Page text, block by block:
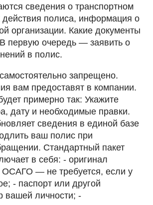
сведения о транспортном
действия полиса, информация о
организации. Какие документы
первую очередь — заявить о
в полис.
запрещено.
вам предоставят в компании.
примерно так: Укажите
дату и необходимые правки.
сведения в единой базе
ваш полис при
Стандартный пакет
в себя: - оригинал
— не требуется, если у
- паспорт или другой
вашей личности; -